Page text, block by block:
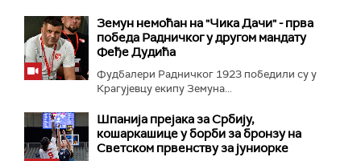
Земун немоћан на "Чика Дачи" - прва
победа Радничког у другом мандату
Феђе Дудића
Фудбалери Радничког 1923 победили су у
Крагујевцу екипу Земуна...
Шпанија прејакa за Србију,
кошаркашице у борби за бронзу на
Светском првенству за јуниорке